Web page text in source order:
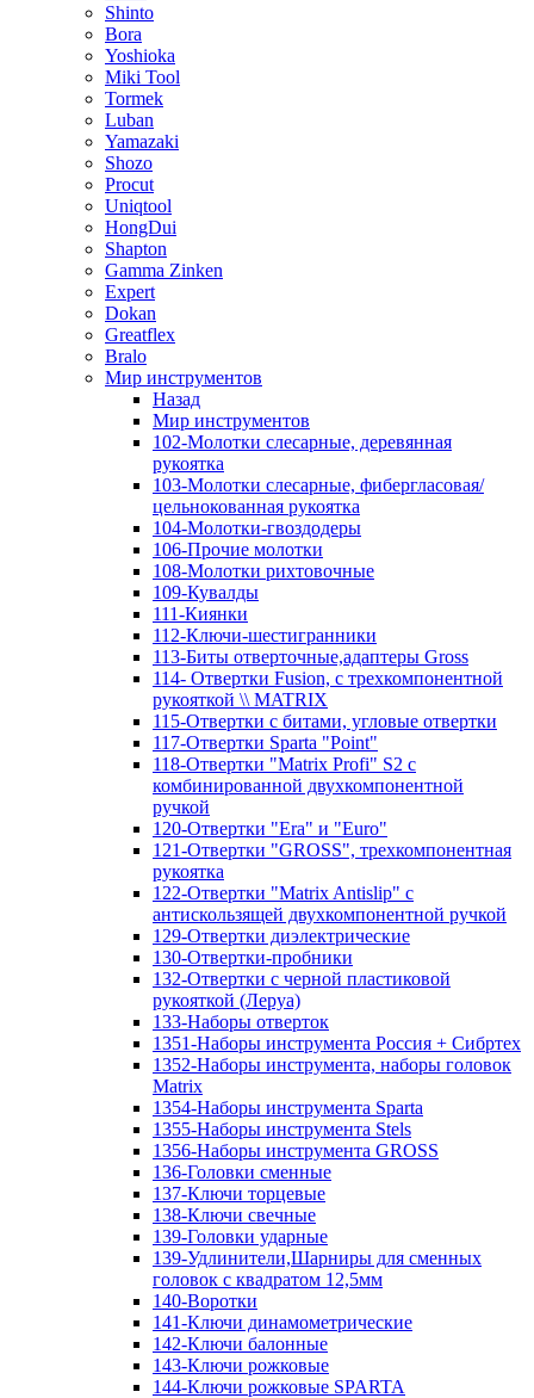
Shinto
Bora
Yoshioka
Miki Tool
Tormek
Luban
Yamazaki
Shozo
Procut
Uniqtool
HongDui
Shapton
Gamma Zinken
Expert
Dokan
Greatflex
Bralo
Мир инструментов
Назад
Мир инструментов
102-Молотки слесарные, деревянная
рукоятка
103-Молотки слесарные, фибергласовая/
цельнокованная рукоятка
104-Молотки-гвоздодеры
106-Прочие молотки
108-Молотки рихтовочные
109-Кувалды
111-Киянки
112-Ключи-шестигранники
113-Биты отверточные,адаптеры Gross
114- Отвертки Fusion, c трехкомпонентной
рукояткой \\ MATRIX
115-Отвертки с битами, угловые отвертки
117-Отвертки Sparta "Point"
118-Отвертки "Matrix Profi" S2 с
комбинированной двухкомпонентной
ручкой
120-Отвертки "Era" и "Euro"
121-Отвертки "GROSS", трехкомпонентная
рукоятка
122-Отвертки "Matrix Antislip" с
антискользящей двухкомпонентной ручкой
129-Отвертки диэлектрические
130-Отвертки-пробники
132-Отвертки с черной пластиковой
рукояткой (Леруа)
133-Наборы отверток
1351-Наборы инструмента Россия + Сибртех
1352-Наборы инструмента, наборы головок
Matrix
1354-Наборы инструмента Sparta
1355-Наборы инструмента Stels
1356-Наборы инструмента GROSS
136-Головки сменные
137-Ключи торцевые
138-Ключи свечные
139-Головки ударные
139-Удлинители,Шарниры для сменных
головок с квадратом 12,5мм
140-Воротки
141-Ключи динамометрические
142-Ключи балонные
143-Ключи рожковые
144-Ключи рожковые SPARTA